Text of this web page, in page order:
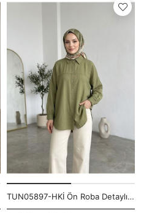
TUN05897-HKİ Ön Roba Detaylı Tunik-Haki